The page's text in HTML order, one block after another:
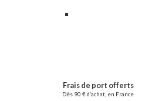
Frais de port offerts
Dès 90 € d’achat, en France